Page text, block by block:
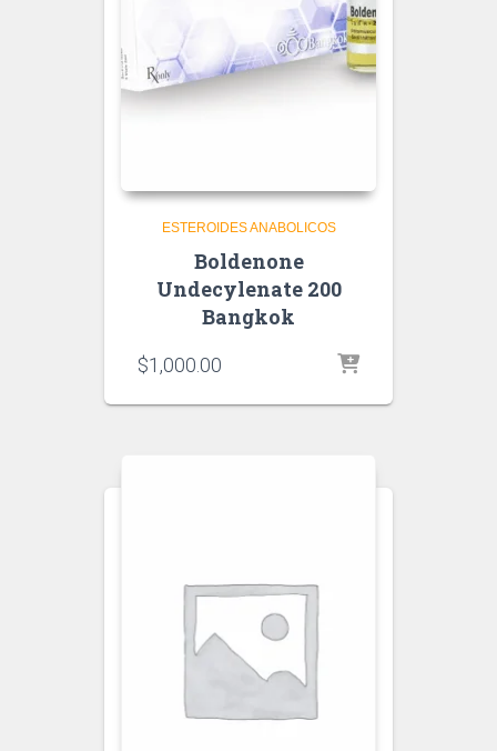
ESTEROIDES ANABOLICOS
Boldenone
Undecylenate 200
Bangkok
$1,000.00